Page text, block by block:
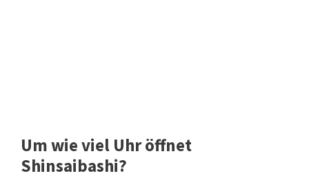
Um wie viel Uhr öffnet
Shinsaibashi?